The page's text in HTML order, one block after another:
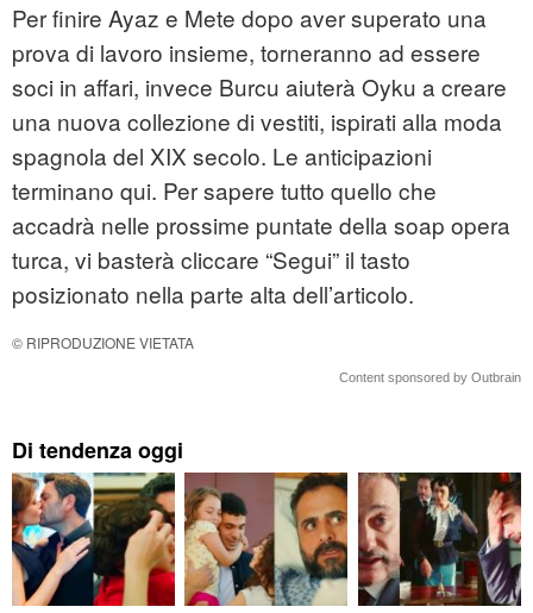
Per finire Ayaz e Mete dopo aver superato una
prova di lavoro insieme, torneranno ad essere
soci in affari, invece Burcu aiuterà Oyku a creare
una nuova collezione di vestiti, ispirati alla moda
spagnola del XIX secolo. Le anticipazioni
terminano qui. Per sapere tutto quello che
accadrà nelle prossime puntate della soap opera
turca, vi basterà cliccare “Segui” il tasto
posizionato nella parte alta dell’articolo.
© RIPRODUZIONE VIETATA
Content sponsored by Outbrain
Di tendenza oggi